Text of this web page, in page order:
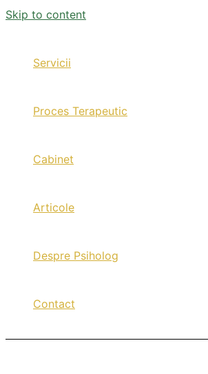
Skip to content
Servicii
Proces Terapeutic
Cabinet
Articole
Despre Psiholog
Contact